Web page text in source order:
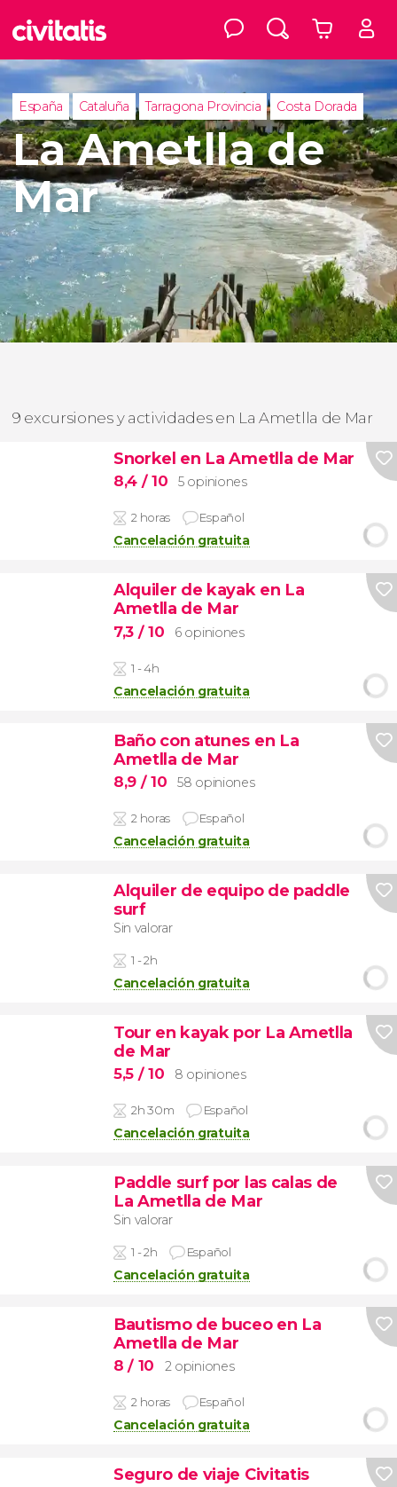
España Cataluña Tarragona Provincia Costa Dorada
La Ametlla de
Mar
9 excursiones y actividades en La Ametlla de Mar
Snorkel en La Ametlla de Mar
8,4 / 10 5 opiniones
2 horas Español
Cancelación gratuita
Alquiler de kayak en La
Ametlla de Mar
7,3 / 10 6 opiniones
1 - 4h
Cancelación gratuita
Baño con atunes en La
Ametlla de Mar
8,9 / 10 58 opiniones
2 horas Español
Cancelación gratuita
Alquiler de equipo de paddle
surf
Sin valorar
1 - 2h
Cancelación gratuita
Tour en kayak por La Ametlla
de Mar​​​
5,5 / 10 8 opiniones
2h 30m Español
Cancelación gratuita
Paddle surf por las calas de
La Ametlla de Mar
Sin valorar
1 - 2h Español
Cancelación gratuita
Bautismo de buceo en La
Ametlla de Mar
8/ 10 2 opiniones
2 horas Español
Cancelación gratuita
Seguro de viaje Civitatis